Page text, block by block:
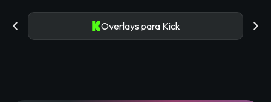
Overlays para Kick